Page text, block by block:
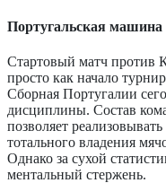
Португальская машина
Стартовый матч против
просто как начало
Сборная Португалии
дисциплины. Состав
позволяет
тотального владения
Однако за сухой
ментальный стержень.